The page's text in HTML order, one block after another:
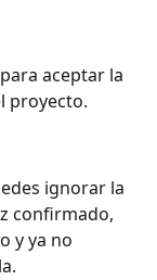
aceptar la
proyecto.
ignorar la
confirmado,
y ya no